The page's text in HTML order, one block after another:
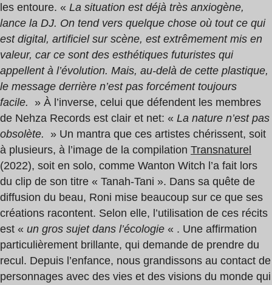
les entoure. « La situation est déjà très anxiogène,
lance la DJ. On tend vers quelque chose où tout ce qui
est digital, artificiel sur scène, est extrêmement mis en
valeur, car ce sont des esthétiques futuristes qui
appellent à l’évolution. Mais, au-delà de cette plastique,
le message derrière n’est pas forcément toujours
facile. » À l’inverse, celui que défendent les membres
de Nehza Records est clair et net: « La nature n’est pas
obsolète. » Un mantra que ces artistes chérissent, soit
à plusieurs, à l’image de la compilation Transnaturel
(2022), soit en solo, comme Wanton Witch l’a fait lors
du clip de son titre « Tanah-Tani ». Dans sa quête de
diffusion du beau, Roni mise beaucoup sur ce que ses
créations racontent. Selon elle, l’utilisation de ces récits
est « un gros sujet dans l’écologie « . Une affirmation
particulièrement brillante, qui demande de prendre du
recul. Depuis l’enfance, nous grandissons au contact de
personnages avec des vies et des visions du monde qui